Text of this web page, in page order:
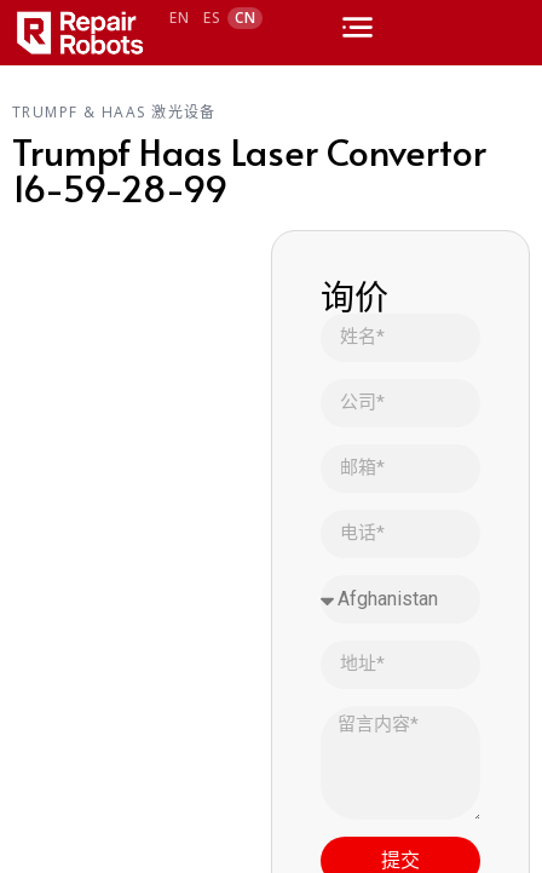
EN ES CN
TRUMPF & HAAS 激光设备
Trumpf Haas Laser Convertor
16-59-28-99
询价
提交